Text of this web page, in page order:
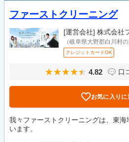
ファーストクリーニング
[運営会社] 株式会社
（岐阜県大野郡白川村の
クレジットカードOK
4.82 口
お気に入りに
我々ファーストクリーニングは、東
います。